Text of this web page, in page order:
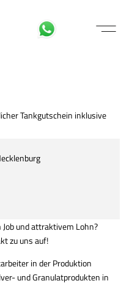
Tankgutschein inklusive
und attraktivem Lohn?
zu uns auf!
in der Produktion
und Granulatprodukten in